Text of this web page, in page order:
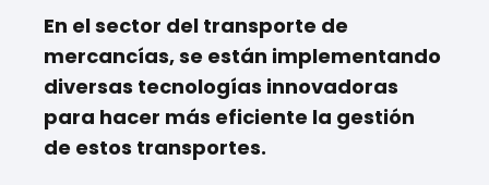
En el sector del transporte de
mercancías, se están implementando
diversas tecnologías innovadoras
para hacer más eficiente la gestión
de estos transportes.